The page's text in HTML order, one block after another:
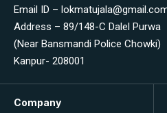
Email ID –
Address – 89/148-C Dalel Purwa
(Near Bansmandi Police Chowki)
Kanpur- 208001
Company